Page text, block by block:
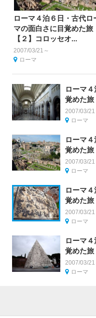
ローマ４泊６日・古代ロ
マの面白さに目覚めた旅
【２】コロッセオ...
2007/03/21～
ローマ
ローマ
覚めた
2007/03/21
ローマ
ローマ
覚めた
2007/03/21
ローマ
ローマ
覚めた
2007/03/21
ローマ
ローマ
覚めた
2007/03/21
ローマ